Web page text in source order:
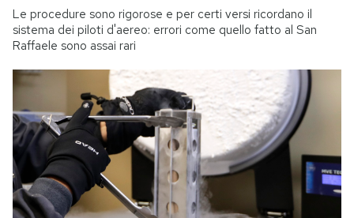
Le procedure sono rigorose e per certi versi ricordano il
sistema dei piloti d'aereo: errori come quello fatto al San
Raffaele sono assai rari